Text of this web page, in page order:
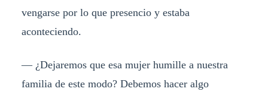
vengarse por lo que presencio y estaba
aconteciendo.
— ¿Dejaremos que esa mujer humille a nuestra
familia de este modo? Debemos hacer algo